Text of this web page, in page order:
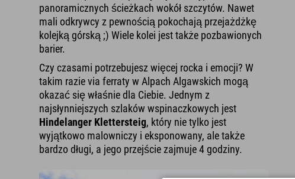
panoramicznych ścieżkach wokół szczytów. Nawet
mali odkrywcy z pewnością pokochają przejażdżkę
kolejką górską ;) Wiele kolei jest także pozbawionych
barier.
Czy czasami potrzebujesz więcej rocka i emocji? W
takim razie via ferraty w Alpach Algawskich mogą
okazać się właśnie dla Ciebie. Jednym z
najsłynniejszych szlaków wspinaczkowych jest
Hindelanger Klettersteig, który nie tylko jest
wyjątkowo malowniczy i eksponowany, ale także
bardzo długi, a jego przejście zajmuje 4 godziny.